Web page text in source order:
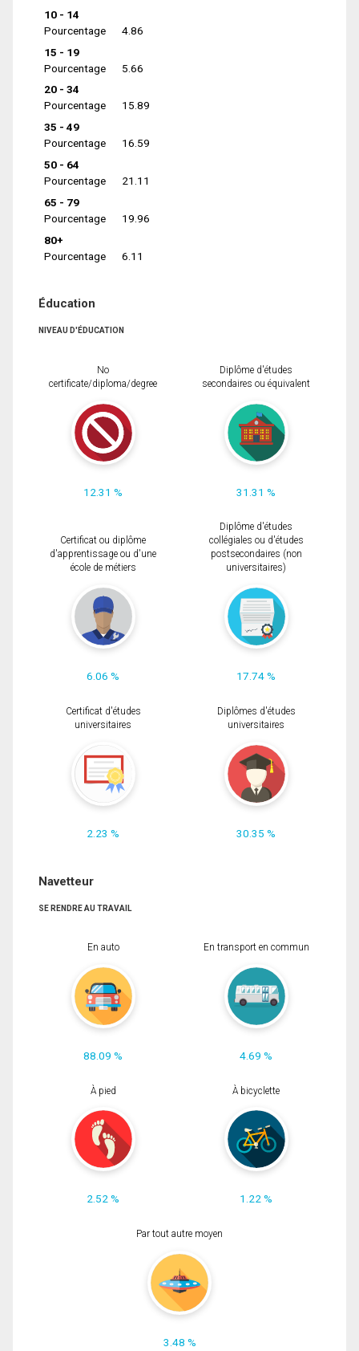
10 - 14
Pourcentage
4.86
15 - 19
Pourcentage
5.66
20 - 34
Pourcentage
15.89
35 - 49
Pourcentage
16.59
50 - 64
Pourcentage
21.11
65 - 79
Pourcentage
19.96
80+
Pourcentage
6.11
Éducation
NIVEAU D'ÉDUCATION
No
certificate/diploma/degree
12.31 %
Diplôme d'études
secondaires ou équivalent
31.31 %
Certificat ou diplôme
d'apprentissage ou d'une
école de métiers
6.06 %
Diplôme d'études
collégiales ou d'études
postsecondaires (non
universitaires)
17.74 %
Certificat d'études
universitaires
2.23 %
Diplômes d'études
universitaires
30.35 %
Navetteur
SE RENDRE AU TRAVAIL
En auto
88.09 %
En transport en commun
4.69 %
À pied
2.52 %
À bicyclette
1.22 %
Par tout autre moyen
3.48 %